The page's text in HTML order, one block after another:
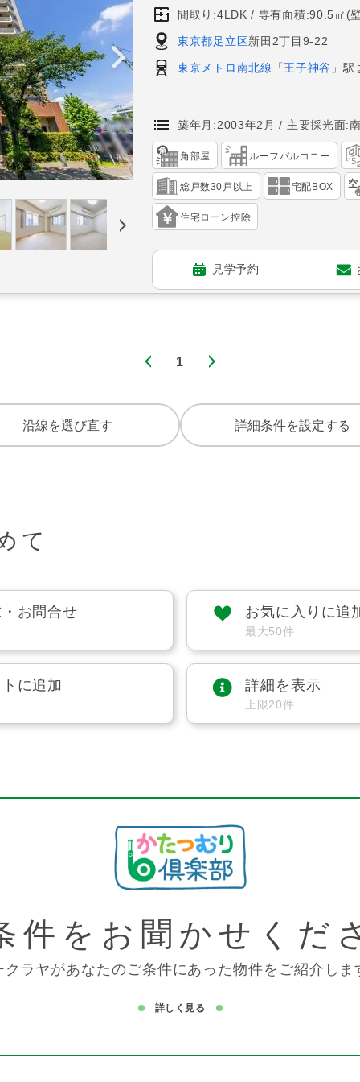
間取り:4LDK 専有面積:90.5㎡(
東京都足立区新田2丁目9-22
東京メトロ南北線 「 王子神谷 」
築年月:2003年2月 主要採光面:
角部屋 ルーフバルコニー
総戸数30戸以上 宅配BOX
住宅ローン控除
見学予約
1
沿線を選び直す 詳細条件を設定する
て
お問合せ お気に入りに追
最大50件
に追加 詳細を表示
上限20件
件を お聞かせくだ
クラヤがあなたのご条件にあった物件をご紹介しま
詳しく見る